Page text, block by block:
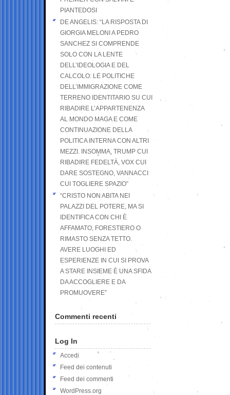
PIANTEDOSI
DE ANGELIS: “LA RISPOSTA DI
GIORGIA MELONI A PEDRO
SANCHEZ SI COMPRENDE
SOLO CON LA LENTE
DELL’IDEOLOGIA E DEL
CALCOLO: LE POLITICHE
DELL’IMMIGRAZIONE COME
TERRENO IDENTITARIO SU CUI
RIBADIRE L’APPARTENENZA
AL MONDO MAGA E COME
CONTINUAZIONE DELLA
POLITICA INTERNA CON ALTRI
MEZZI. INSOMMA, TRUMP CUI
RIBADIRE FEDELTÀ, VOX CUI
DARE SOSTEGNO, VANNACCI
CUI TOGLIERE SPAZIO”
“CRISTO NON ABITA NEI
PALAZZI DEL POTERE, MA SI
IDENTIFICA CON CHI È
AFFAMATO, FORESTIERO O
RIMASTO SENZA TETTO.
AVERE LUOGHI ED
ESPERIENZE IN CUI SI PROVA
A STARE INSIEME È UNA SFIDA
DA ACCOGLIERE E DA
PROMUOVERE”
Commenti recenti
Log In
Accedi
Feed dei contenuti
Feed dei commenti
WordPress.org